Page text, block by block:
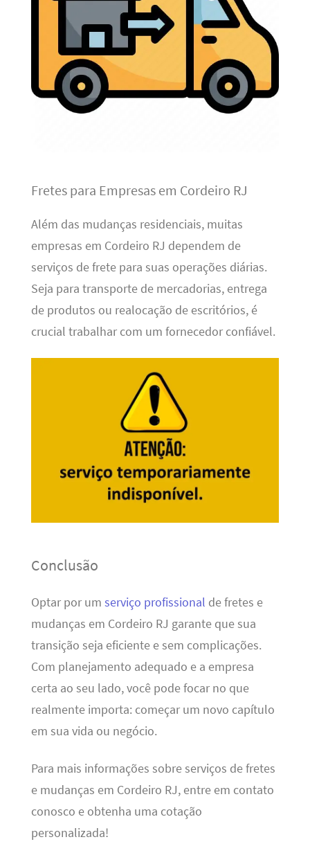
Fretes para Empresas em Cordeiro RJ
Além das mudanças residenciais, muitas
empresas em Cordeiro RJ dependem de
serviços de frete para suas operações diárias.
Seja para transporte de mercadorias, entrega
de produtos ou realocação de escritórios, é
crucial trabalhar com um fornecedor confiável.
Conclusão
Optar por um serviço profissional de fretes e
mudanças em Cordeiro RJ garante que sua
transição seja eficiente e sem complicações.
Com planejamento adequado e a empresa
certa ao seu lado, você pode focar no que
realmente importa: começar um novo capítulo
em sua vida ou negócio.
Para mais informações sobre serviços de fretes
e mudanças em Cordeiro RJ, entre em contato
conosco e obtenha uma cotação
personalizada!